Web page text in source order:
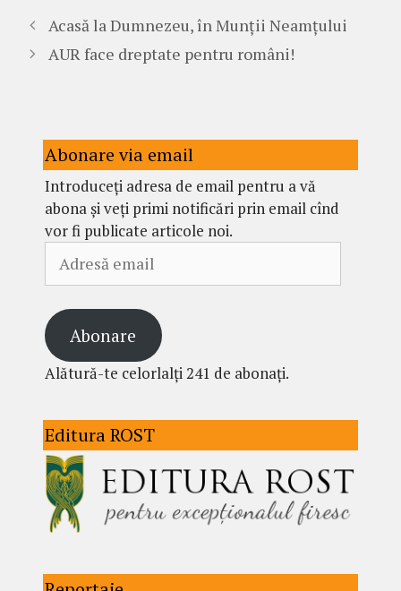
Acasă la Dumnezeu, în Munții Neamțului
AUR face dreptate pentru români!
Abonare via email
Introduceți adresa de email pentru a vă
abona și veți primi notificări prin email cînd
vor fi publicate articole noi.
email
Abonare
Alătură-te celorlalți 241 de abonați.
Editura ROST